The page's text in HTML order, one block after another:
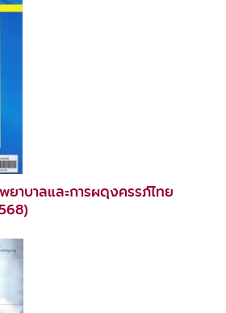
ยาบาลและการผดุงครรภ์ไทย